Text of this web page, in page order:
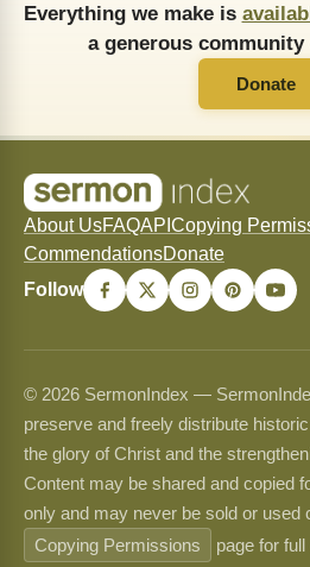
Everything we make is
a generous
Donate
About UsFAQAPI Copying
CommendationsDonate
Follow
© 2026 SermonIndex —
preserve and freely distribute
the glory of Christ and the
Content may be shared and copied
only and may never be sold or used
Copying Permissions
page for